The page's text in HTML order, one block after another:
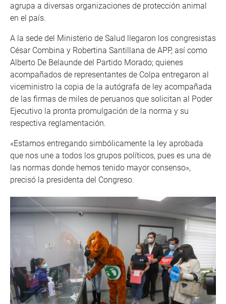
agrupa a diversas organizaciones de protección animal
en el país.
A la sede del Ministerio de Salud llegaron los congresistas
César Combina y Robertina Santillana de APP, así como
Alberto De Belaunde del Partido Morado; quienes
acompañados de representantes de Colpa entregaron al
viceministro la copia de la autógrafa de ley acompañada
de las firmas de miles de peruanos que solicitan al Poder
Ejecutivo la pronta promulgación de la norma y su
respectiva reglamentación.
«Estamos entregando simbólicamente la ley aprobada
que nos une a todos los grupos políticos, pues es una de
las normas donde hemos tenido mayor consenso»,
precisó la presidenta del Congreso.